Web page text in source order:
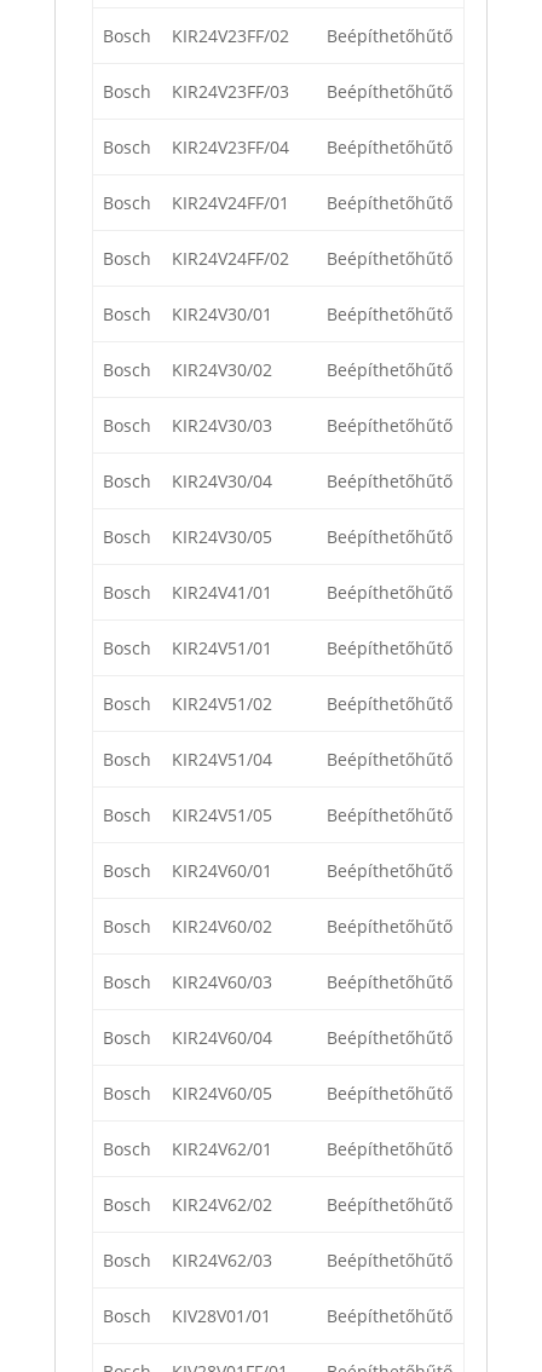
Bosch KIR24V23FF/02 Beépíthetőhűtő
Bosch KIR24V23FF/03 Beépíthetőhűtő
Bosch KIR24V23FF/04 Beépíthetőhűtő
Bosch KIR24V24FF/01 Beépíthetőhűtő
Bosch KIR24V24FF/02 Beépíthetőhűtő
Bosch KIR24V30/01 Beépíthetőhűtő
Bosch KIR24V30/02 Beépíthetőhűtő
Bosch KIR24V30/03 Beépíthetőhűtő
Bosch KIR24V30/04 Beépíthetőhűtő
Bosch KIR24V30/05 Beépíthetőhűtő
Bosch KIR24V41/01 Beépíthetőhűtő
Bosch KIR24V51/01 Beépíthetőhűtő
Bosch KIR24V51/02 Beépíthetőhűtő
Bosch KIR24V51/04 Beépíthetőhűtő
Bosch KIR24V51/05 Beépíthetőhűtő
Bosch KIR24V60/01 Beépíthetőhűtő
Bosch KIR24V60/02 Beépíthetőhűtő
Bosch KIR24V60/03 Beépíthetőhűtő
Bosch KIR24V60/04 Beépíthetőhűtő
Bosch KIR24V60/05 Beépíthetőhűtő
Bosch KIR24V62/01 Beépíthetőhűtő
Bosch KIR24V62/02 Beépíthetőhűtő
Bosch KIR24V62/03 Beépíthetőhűtő
Bosch KIV28V01/01 Beépíthetőhűtő